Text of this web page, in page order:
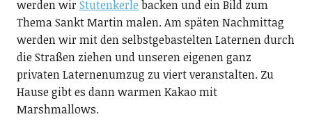
werden wirStutenkerle backen und ein Bild zum
Thema Sankt Martin malen. Am späten Nachmittag
werden wir mit den selbstgebastelten Laternen durch
die Straßen ziehen und unseren eigenen ganz
privaten Laternenumzug zu viert veranstalten. Zu
Hause gibt es dann warmen Kakao mit
Marshmallows.